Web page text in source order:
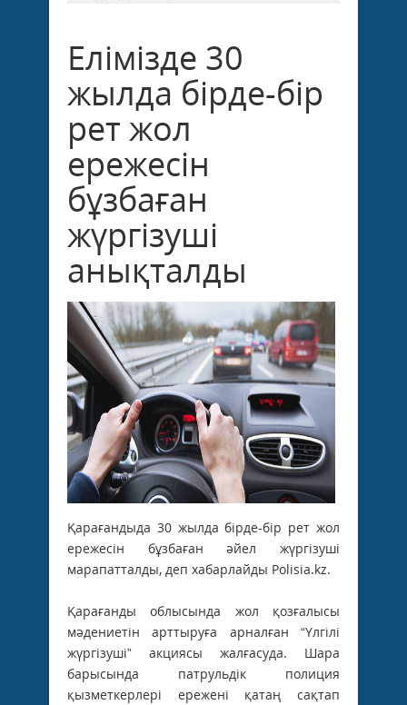
Елімізде 30
жылда бірде-бір
рет жол
ережесін
бұзбаған
жүргізуші
анықталды
Қарағандыда 30 жылда бірде-бір рет жол
ережесін бұзбаған әйел жүргізуші
марапатталды, деп хабарлайды Polisia.kz.
Қарағанды облысында жол қозғалысы
мәдениетін арттыруға арналған “Үлгілі
жүргізуші” акциясы жалғасуда. Шара
барысында патрульдік полиция
қызметкерлері ережені қатаң сақтап